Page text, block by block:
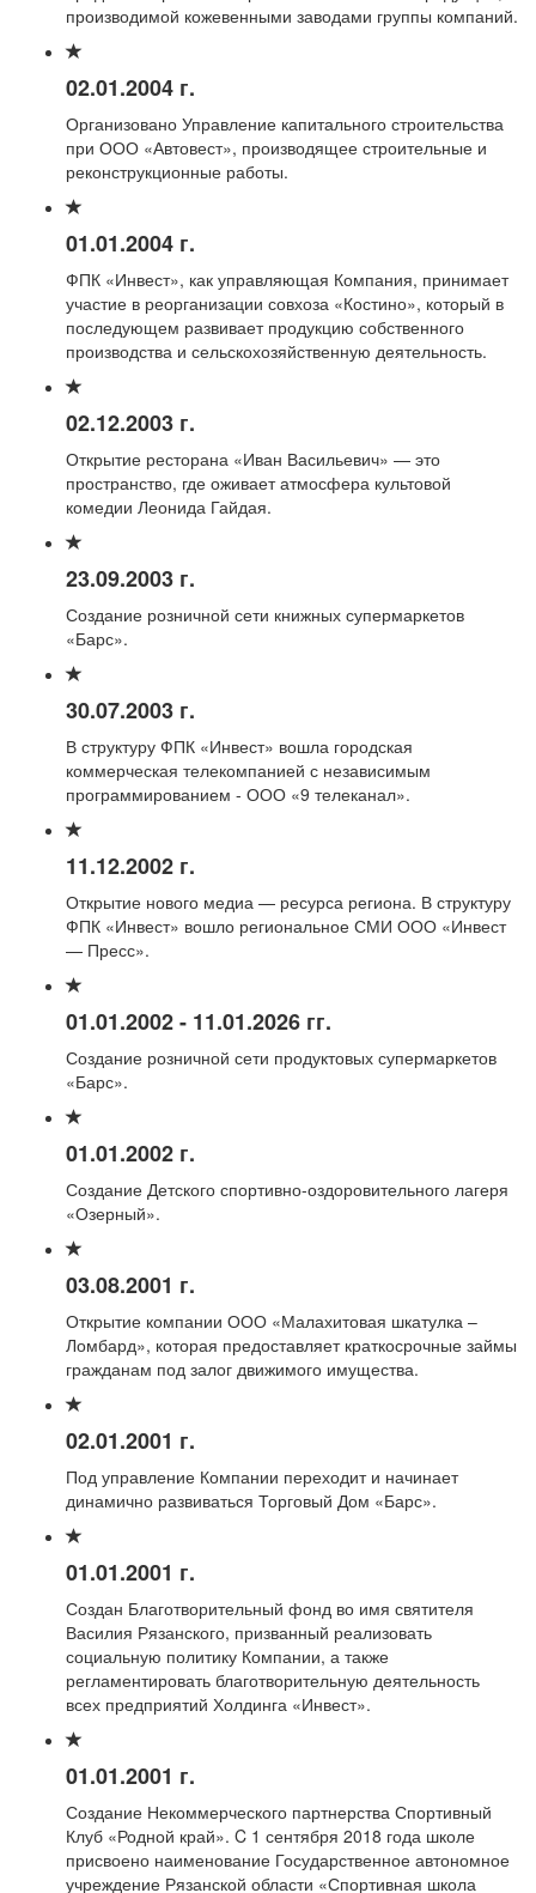
производимой кожевенными заводами группы компаний.
02.01.2004 г.
Организовано Управление капитального строительства
при ООО «Автовест», производящее строительные и
реконструкционные работы.
01.01.2004 г.
ФПК «Инвест», как управляющая Компания, принимает
участие в реорганизации совхоза «Костино», который в
последующем развивает продукцию собственного
производства и сельскохозяйственную деятельность.
02.12.2003 г.
Открытие ресторана «Иван Васильевич» — это
пространство, где оживает атмосфера культовой
комедии Леонида Гайдая.
23.09.2003 г.
Создание розничной сети книжных супермаркетов
«Барс».
30.07.2003 г.
В структуру ФПК «Инвест» вошла городская
коммерческая телекомпанией с независимым
программированием - ООО «9 телеканал».
11.12.2002 г.
Открытие нового медиа — ресурса региона. В структуру
ФПК «Инвест» вошло региональное СМИ ООО «Инвест
— Пресс».
01.01.2002 - 11.01.2026 гг.
Создание розничной сети продуктовых супермаркетов
«Барс».
01.01.2002 г.
Создание Детского спортивно-оздоровительного лагеря
«Озерный».
03.08.2001 г.
Открытие компании ООО «Малахитовая шкатулка –
Ломбард», которая предоставляет краткосрочные займы
гражданам под залог движимого имущества.
02.01.2001 г.
Под управление Компании переходит и начинает
динамично развиваться Торговый Дом «Барс».
01.01.2001 г.
Создан Благотворительный фонд во имя святителя
Василия Рязанского, призванный реализовать
социальную политику Компании, а также
регламентировать благотворительную деятельность
всех предприятий Холдинга «Инвест».
01.01.2001 г.
Создание Некоммерческого партнерства Спортивный
Клуб «Родной край». C 1 сентября 2018 года школе
присвоено наименование Государственное автономное
учреждение Рязанской области «Спортивная школа